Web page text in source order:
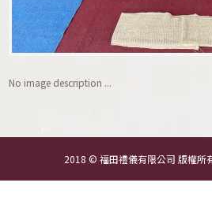
No image description ...
2018 © 福田禮儀有限公司 版權所